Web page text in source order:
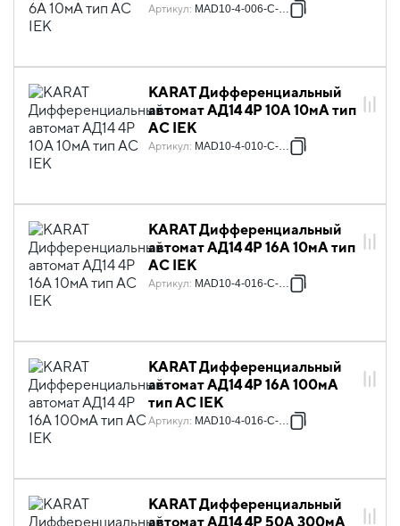
Артикул: MAD10-4-006-C-010
KARAT Дифференциальный
автомат АД14 4P 10А 10мА тип
AC IEK
Артикул: MAD10-4-010-C-010
KARAT Дифференциальный
автомат АД14 4P 16А 10мА тип
AC IEK
Артикул: MAD10-4-016-C-010
KARAT Дифференциальный
автомат АД14 4P 16А 100мА
тип AC IEK
Артикул: MAD10-4-016-C-100
KARAT Дифференциальный
автомат АД14 4P 50А 300мА